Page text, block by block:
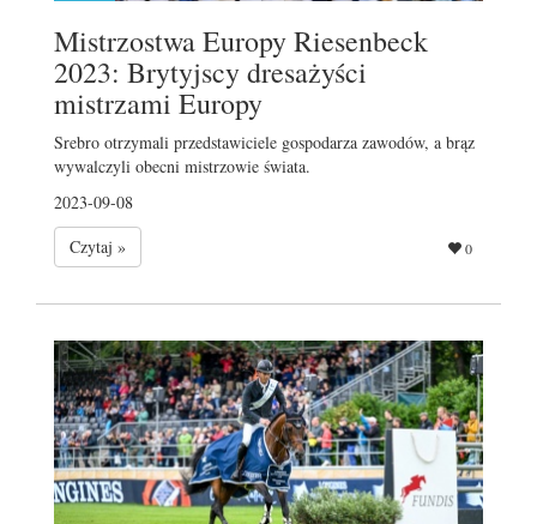
Mistrzostwa Europy Riesenbeck
2023: Brytyjscy dresażyści
mistrzami Europy
Srebro otrzymali przedstawiciele gospodarza zawodów, a brąz
wywalczyli obecni mistrzowie świata.
2023-09-08
Czytaj »
0